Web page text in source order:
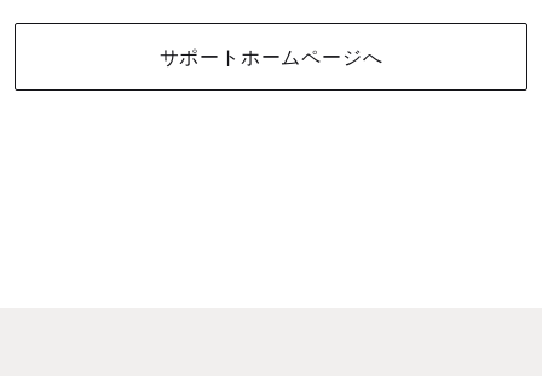
サポートホームページへ